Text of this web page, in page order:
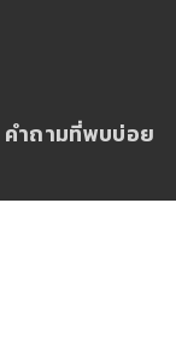
คำถามที่พบบ่อย